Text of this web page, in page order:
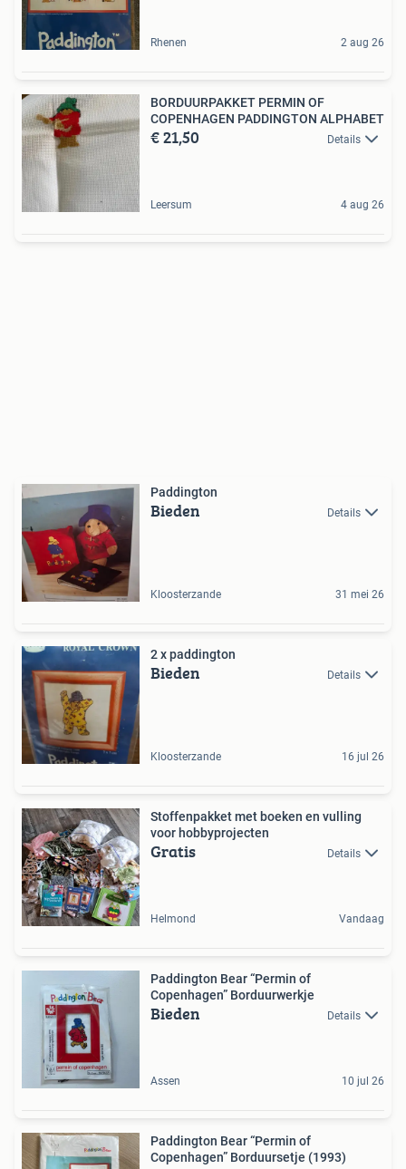
Rhenen 2 aug 26
BORDUURPAKKET PERMIN OF
COPENHAGEN PADDINGTON ALPHABET
€ 21,50 Details
Leersum 4 aug 26
Paddington
Bieden Details
Kloosterzande 31 mei 26
2 x paddington
Bieden Details
Kloosterzande 16 jul 26
Stoffenpakket met boeken en vulling
voor hobbyprojecten
Gratis Details
Helmond Vandaag
Paddington Bear “Permin of
Copenhagen” Borduurwerkje
Bieden Details
Assen 10 jul 26
Paddington Bear “Permin of
Copenhagen” Borduursetje (1993)